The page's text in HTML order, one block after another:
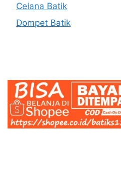
Celana Batik
Dompet Batik